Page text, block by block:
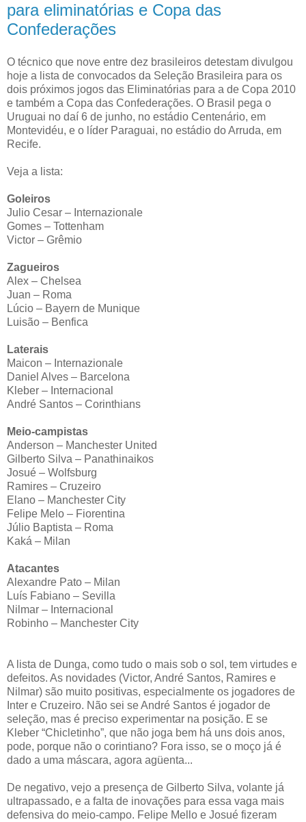
para eliminatórias e Copa das
Confederações
O técnico que nove entre dez brasileiros detestam divulgou
hoje a lista de convocados da Seleção Brasileira para os
dois próximos jogos das Eliminatórias para a de Copa 2010
e também a Copa das Confederações. O Brasil pega o
Uruguai no daí 6 de junho, no estádio Centenário, em
Montevidéu, e o líder Paraguai, no estádio do Arruda, em
Recife.
Veja a lista:
Goleiros
Julio Cesar – Internazionale
Gomes – Tottenham
Victor – Grêmio
Zagueiros
Alex – Chelsea
Juan – Roma
Lúcio – Bayern de Munique
Luisão – Benfica
Laterais
Maicon – Internazionale
Daniel Alves – Barcelona
Kleber – Internacional
André Santos – Corinthians
Meio-campistas
Anderson – Manchester United
Gilberto Silva – Panathinaikos
Josué – Wolfsburg
Ramires – Cruzeiro
Elano – Manchester City
Felipe Melo – Fiorentina
Júlio Baptista – Roma
Kaká – Milan
Atacantes
Alexandre Pato – Milan
Luís Fabiano – Sevilla
Nilmar – Internacional
Robinho – Manchester City
A lista de Dunga, como tudo o mais sob o sol, tem virtudes e
defeitos. As novidades (Victor, André Santos, Ramires e
Nilmar) são muito positivas, especialmente os jogadores de
Inter e Cruzeiro. Não sei se André Santos é jogador de
seleção, mas é preciso experimentar na posição. E se
Kleber “Chicletinho”, que não joga bem há uns dois anos,
pode, porque não o corintiano? Fora isso, se o moço já é
dado a uma máscara, agora agüenta...
De negativo, vejo a presença de Gilberto Silva, volante já
ultrapassado, e a falta de inovações para essa vaga mais
defensiva do meio-campo. Felipe Mello e Josué fizeram